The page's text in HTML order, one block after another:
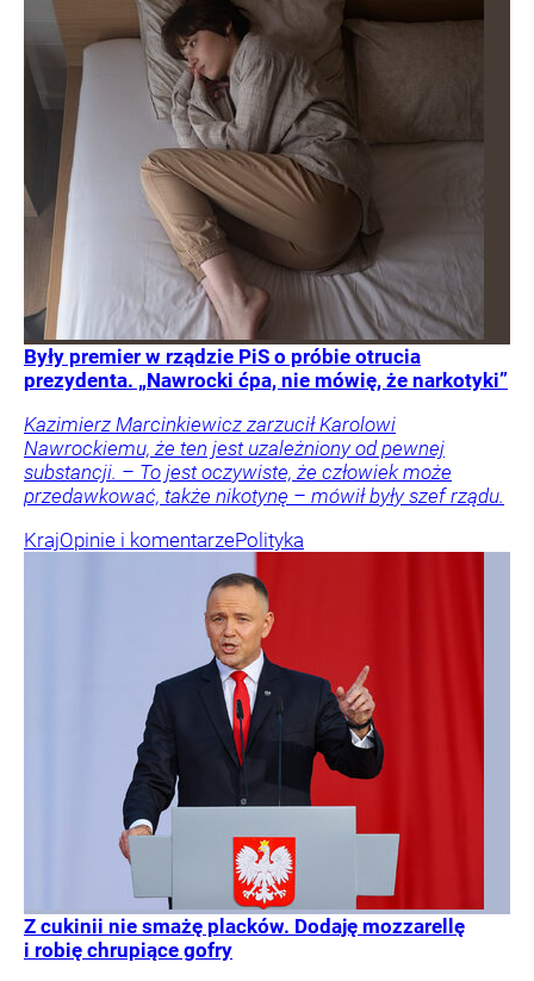
Były premier w rządzie PiS o próbie otrucia
prezydenta. „Nawrocki ćpa, nie mówię, że narkotyki”
Kazimierz Marcinkiewicz zarzucił Karolowi
Nawrockiemu, że ten jest uzależniony od pewnej
substancji. – To jest oczywiste, że człowiek może
przedawkować, także nikotynę – mówił były szef rządu.
KrajOpinie i komentarzePolityka
Z cukinii nie smażę placków. Dodaję mozzarellę
i robię chrupiące gofry